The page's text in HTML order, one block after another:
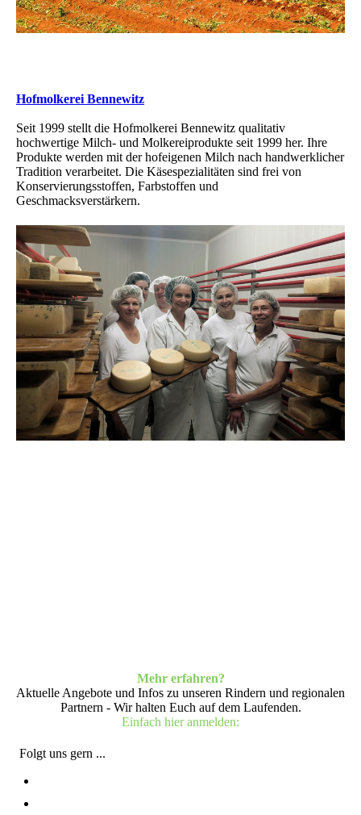
Hofmolkerei Bennewitz
Seit 1999 stellt die Hofmolkerei Bennewitz qualitativ
hochwertige Milch- und Molkereiprodukte seit 1999 her. Ihre
Produkte werden mit der hofeigenen Milch nach handwerklicher
Tradition verarbeitet. Die Käsespezialitäten sind frei von
Konservierungsstoffen, Farbstoffen und
Geschmacksverstärkern.
Mehr erfahren?
Aktuelle Angebote und Infos zu unseren Rindern und regionalen
Partnern - Wir halten Euch auf dem Laufenden.
Einfach hier anmelden:
Folgt uns gern ...